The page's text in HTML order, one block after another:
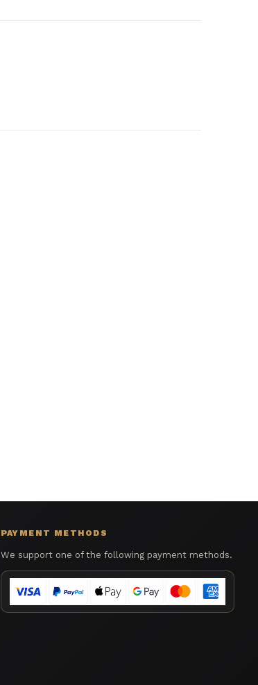
PAYMENT METHODS
We support one of the following payment methods.